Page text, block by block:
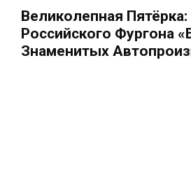
Великолепная
Российского Фургона
Знаменитых